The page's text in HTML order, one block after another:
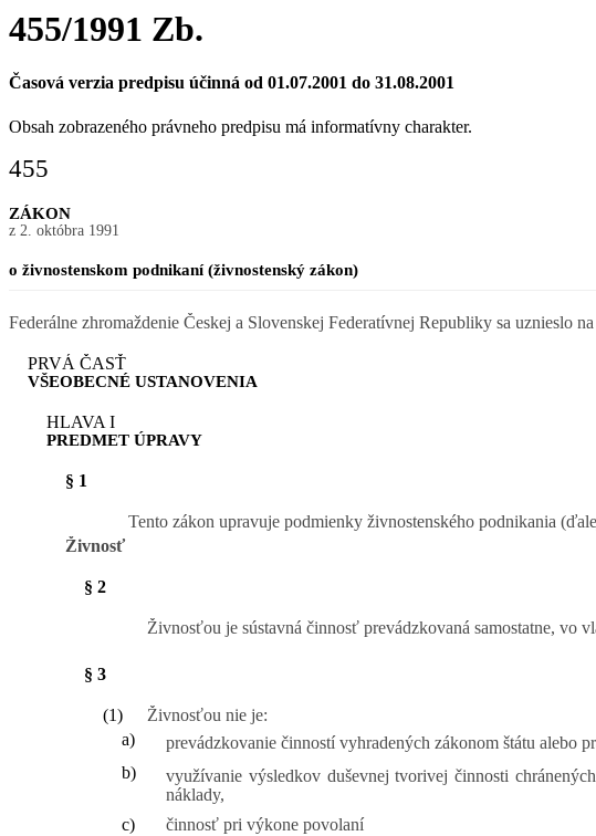
455/1991 Zb.
Časová verzia predpisu účinná od 01.07.2001 do 31.08.2001
Obsah zobrazeného právneho predpisu má informatívny charakter.
455
ZÁKON
z 2. októbra 1991
o živnostenskom podnikaní (živnostenský zákon)
Federálne zhromaždenie Českej a Slovenskej Federatívnej Republiky sa uznieslo
PRVÁ ČASŤ
VŠEOBECNÉ USTANOVENIA
HLAVA I
PREDMET ÚPRAVY
§ 1
Tento zákon upravuje podmienky živnostenského podnikania
Živnosť
§ 2
Živnosťou je sústavná činnosť prevádzkovaná samostatne, vo
§ 3
(1)
Živnosťou nie je:
a)
prevádzkovanie činností vyhradených zákonom štátu alebo
b)
využívanie výsledkov duševnej tvorivej činnosti
náklady,
c)
činnosť pri výkone povolaní